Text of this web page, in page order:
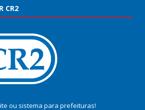
CR2
ou sistema para prefeituras!